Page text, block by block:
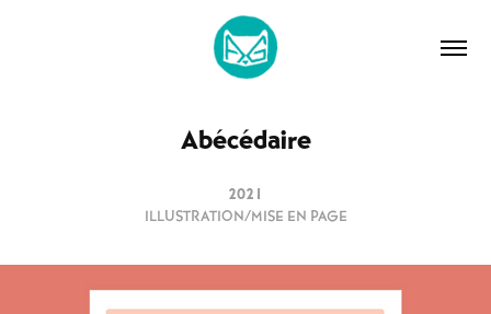
Abécédaire
2021
ILLUSTRATION/MISE EN PAGE